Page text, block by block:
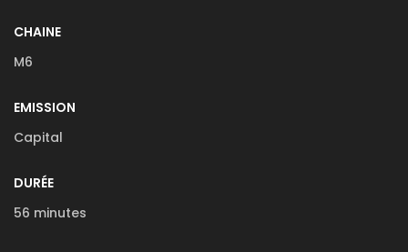
CHAINE
M6
EMISSION
Capital
DURÉE
56 minutes